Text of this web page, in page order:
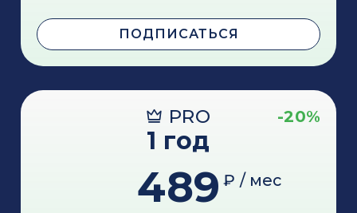
ПОДПИСАТЬСЯ
PRO -20%
1 год
489 ₽ / мес